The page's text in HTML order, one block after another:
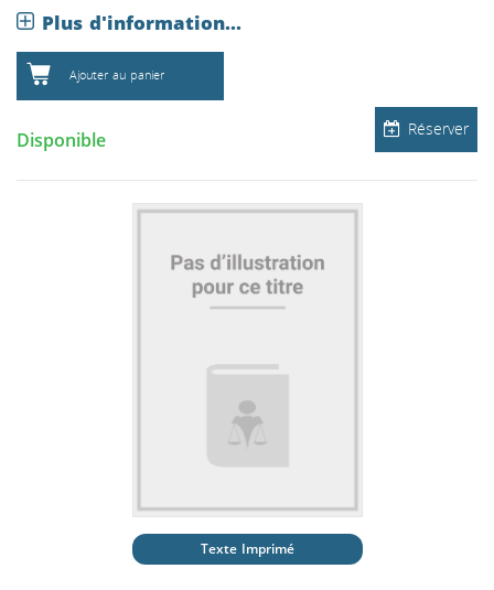
Plus d'information...
Ajouter au panier
Réserver
Disponible
Texte Imprimé